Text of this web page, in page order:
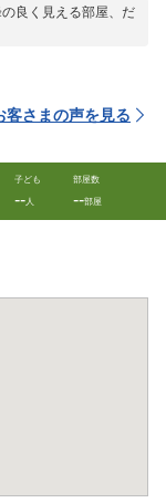
良く見える部屋、だ
客さまの声を見る
子ども
--人
部屋数
--部屋